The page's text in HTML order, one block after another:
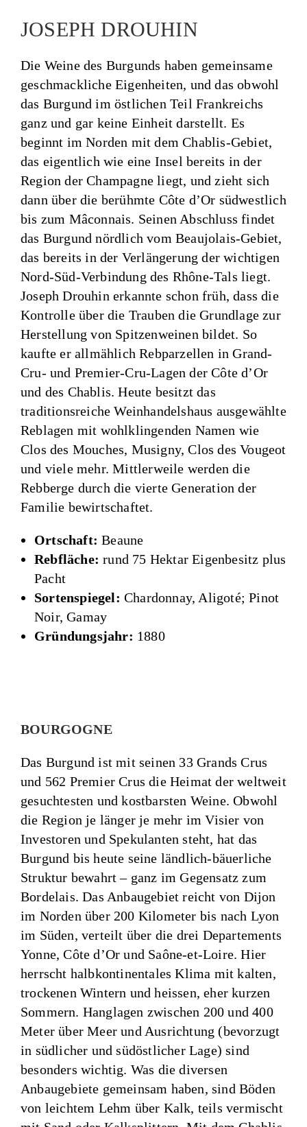
JOSEPH DROUHIN
Die Weine des Burgunds haben gemeinsame
geschmackliche Eigenheiten, und das obwohl
das Burgund im östlichen Teil Frankreichs
ganz und gar keine Einheit darstellt. Es
beginnt im Norden mit dem Chablis-Gebiet,
das eigentlich wie eine Insel bereits in der
Region der Champagne liegt, und zieht sich
dann über die berühmte Côte d’Or südwestlich
bis zum Mâconnais. Seinen Abschluss findet
das Burgund nördlich vom Beaujolais-Gebiet,
das bereits in der Verlängerung der wichtigen
Nord-Süd-Verbindung des Rhône-Tals liegt.
Joseph Drouhin erkannte schon früh, dass die
Kontrolle über die Trauben die Grundlage zur
Herstellung von Spitzenweinen bildet. So
kaufte er allmählich Rebparzellen in Grand-
Cru- und Premier-Cru-Lagen der Côte d’Or
und des Chablis. Heute besitzt das
traditionsreiche Weinhandelshaus ausgewählte
Reblagen mit wohlklingenden Namen wie
Clos des Mouches, Musigny, Clos des Vougeot
und viele mehr. Mittlerweile werden die
Rebberge durch die vierte Generation der
Familie bewirtschaftet.
Ortschaft: Beaune
Rebfläche: rund 75 Hektar Eigenbesitz plus
Pacht
Sortenspiegel: Chardonnay, Aligoté; Pinot
Noir, Gamay
Gründungsjahr: 1880
BOURGOGNE
Das Burgund ist mit seinen 33 Grands Crus
und 562 Premier Crus die Heimat der weltweit
gesuchtesten und kostbarsten Weine. Obwohl
die Region je länger je mehr im Visier von
Investoren und Spekulanten steht, hat das
Burgund bis heute seine ländlich-bäuerliche
Struktur bewahrt – ganz im Gegensatz zum
Bordelais. Das Anbaugebiet reicht von Dijon
im Norden über 200 Kilometer bis nach Lyon
im Süden, verteilt über die drei Departements
Yonne, Côte dʼOr und Saône-et-Loire. Hier
herrscht halbkontinentales Klima mit kalten,
trockenen Wintern und heissen, eher kurzen
Sommern. Hanglagen zwischen 200 und 400
Meter über Meer und Ausrichtung (bevorzugt
in südlicher und südöstlicher Lage) sind
besonders wichtig. Was die diversen
Anbaugebiete gemeinsam haben, sind Böden
von leichtem Lehm über Kalk, teils vermischt